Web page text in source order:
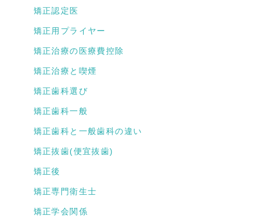
矯正認定医
矯正用プライヤー
矯正治療の医療費控除
矯正治療と喫煙
矯正歯科選び
矯正歯科一般
矯正歯科と一般歯科の違い
矯正抜歯(便宜抜歯)
矯正後
矯正専門衛生士
矯正学会関係